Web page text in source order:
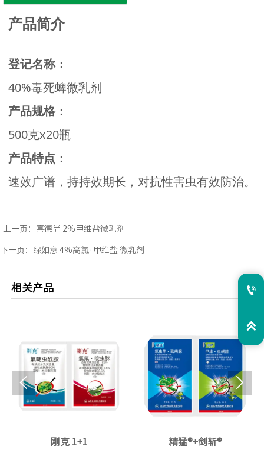
产品简介
登记名称：
40%毒死蜱微乳剂
产品规格：
500克x20瓶
产品特点：
速效广谱，持持效期长，对抗性害虫有效防治。
上一页： 喜德尚 2%甲维盐微乳剂
下一页： 绿如意 4%高氯·甲维盐 微乳剂
相关产品
刚克 1+1 精猛®+剑斩®
 

